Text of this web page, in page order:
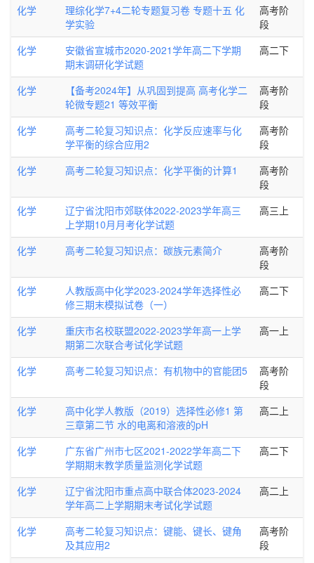
化学
理综化学7+4二轮专题复习卷 专题十五 化
学实验
高考阶
段
化学
安徽省宣城市2020-2021学年高二下学期
期末调研化学试题
高二下
化学
【备考2024年】从巩固到提高 高考化学二
轮微专题21 等效平衡
高考阶
段
化学
高考二轮复习知识点：化学反应速率与化
学平衡的综合应用2
高考阶
段
化学
高考二轮复习知识点：化学平衡的计算1
高考阶
段
化学
辽宁省沈阳市郊联体2022-2023学年高三
上学期10月月考化学试题
高三上
化学 高考二轮复习知识点：碳族元素简介
高考阶
段
化学
人教版高中化学2023-2024学年选择性必
修三期末模拟试卷（一）
高二下
化学
重庆市名校联盟2022-2023学年高一上学
期第二次联合考试化学试题
高一上
化学 高考二轮复习知识点：有机物中的官能团5
高考阶
段
化学
高中化学人教版（2019）选择性必修1 第
三章第二节 水的电离和溶液的pH
高二上
化学
广东省广州市七区2021-2022学年高二下
学期期末教学质量监测化学试题
高二下
化学
辽宁省沈阳市重点高中联合体2023-2024
学年高二上学期期末考试化学试题
高二上
化学
高考二轮复习知识点：键能、键长、键角
及其应用2
高考阶
段